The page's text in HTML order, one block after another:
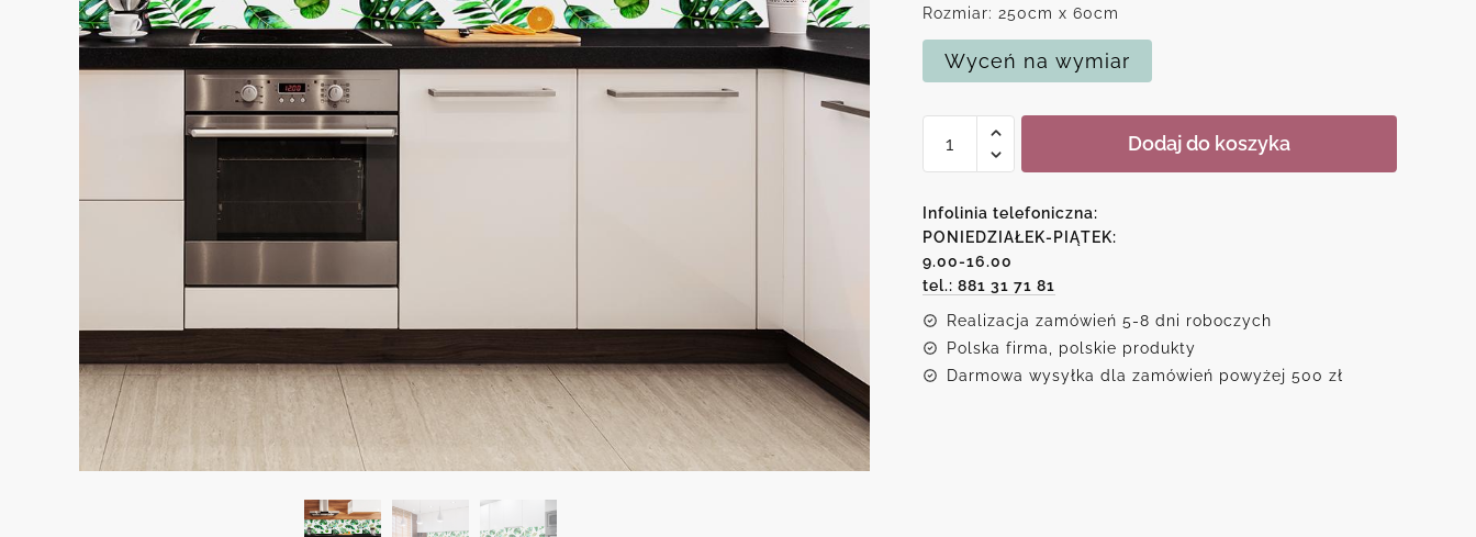
Rozmiar: 250cm x 60cm
Wyceń na wymiar
Fototapeta
kuchni
z
tropikalnym
motywem
Dodaj do koszyka
Infolinia telefoniczna:
PONIEDZIAŁEK-PIĄTEK:
9.00-16.00
tel.: 881 31 71 81
Realizacja zamówień 5-8 dni roboczych
Polska firma, polskie produkty
Darmowa wysyłka dla zamówień powyżej 500 zł